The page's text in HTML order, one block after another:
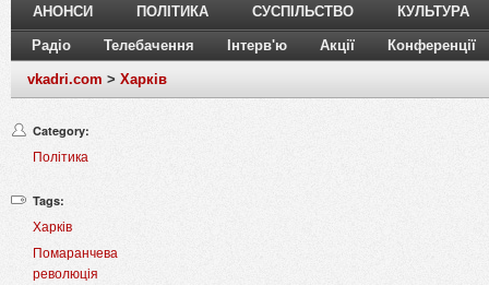
АНОНСИ ПОЛІТИКА СУСПІЛЬСТВО КУЛЬТУРА
Радіо Телебачення Інтерв'ю Акції Конференції
vkadri.com > Харків
Category:
Політика
Tags:
Харків
Помаранчева
революція